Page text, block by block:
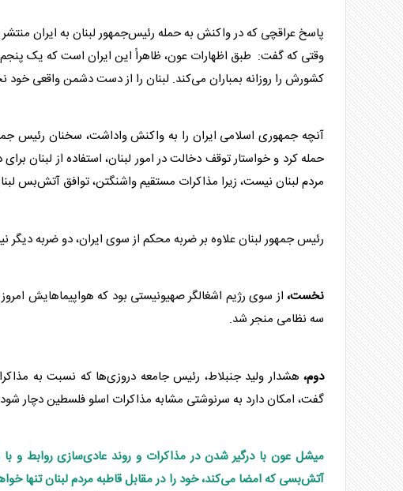
پاسخ عراقچی که در واکنش به حمله رئیس‌جمهور لبنان به ایران
وقتی که گفت: طبق اظهارات عون، ظاهراً این ایران است که یک
کشورش را روزانه بمباران می‌کند. لبنان را از دست دشمن واقعی خود
آنچه جمهوری اسلامی ایران را به واکنش واداشت، سخنان رئیس
حمله کرد و خواستار توقف دخالت در امور لبنان، استفاده از لبنانبرای
مردم لبنان نیست، زیرا مذاکرات مستقیم واشنگتن، توافق آتش‌بس
رئیس جمهور لبنانعلاوه بر ضربه محکم از سوی ایران، دو ضربه دیگر
نخست، از سوی رژیم اشغالگر صهیونیستی بود که هواپیماهایش
سه نظامی منجر شد.
دوم، هشدار ولید جنبلاط، رئیس جامعه دروزی‌ها که نسبت به
گفت، امکان دارد به سرنوشتی مشابه مذاکرات اسلو فلسطین دچار
میشل عون با درگیر شدن در مذاکرات و روند عادی‌سازی روابط و
آتش‌بسی که امضا می‌کند، خود را در مقابل قاطبه مردملبنانتنها